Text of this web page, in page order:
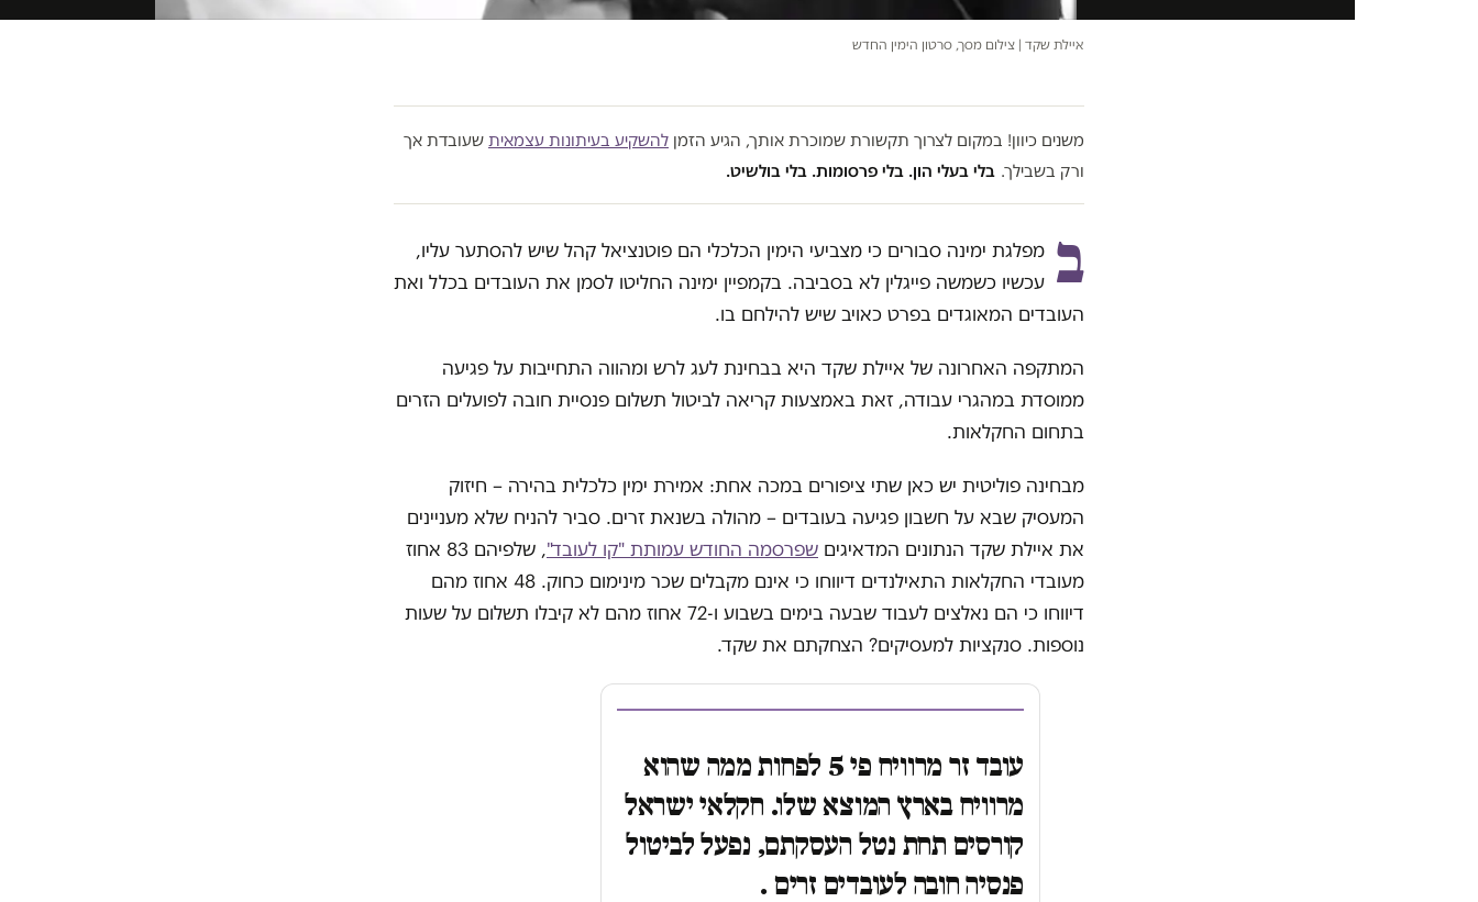
איילת שקד | צילום מסך, סרטון הימין החדש
משנים כיוון! במקום לצרוך תקשורת שמוכרת אותך, הגיע הזמן להשקיע בעיתונות עצמאית שעובדת אך
ורק בשבילך. בלי בעלי הון. בלי פרסומות. בלי בולשיט.
ב מפלגת ימינה סבורים כי מצביעי הימין הכלכלי הם פוטנציאל קהל שיש להסתער עליו,
עכשיו כשמשה פייגלין לא בסביבה. בקמפיין ימינה החליטו לסמן את העובדים בכלל ואת
העובדים המאוגדים בפרט כאויב שיש להילחם בו.
המתקפה האחרונה של איילת שקד היא בבחינת לעג לרש ומהווה התחייבות על פגיעה
ממוסדת במהגרי עבודה, זאת באמצעות קריאה לביטול תשלום פנסיית חובה לפועלים הזרים
בתחום החקלאות.
מבחינה פוליטית יש כאן שתי ציפורים במכה אחת: אמירת ימין כלכלית בהירה – חיזוק
המעסיק שבא על חשבון פגיעה בעובדים – מהולה בשנאת זרים. סביר להניח שלא מעניינים
את איילת שקד הנתונים המדאיגים שפרסמה החודש עמותת "קו לעובד"
, שלפיהם 83 אחוז
מעובדי החקלאות התאילנדים דיווחו כי אינם מקבלים שכר מינימום כחוק. 48 אחוז מהם
דיווחו כי הם נאלצים לעבוד שבעה בימים בשבוע ו-72 אחוז מהם לא קיבלו תשלום על שעות
נוספות. סנקציות למעסיקים? הצחקתם את שקד.
עובד זר מרוויח פי 5 לפחות ממה שהוא
מרוויח בארץ המוצא שלו. חקלאי ישראל
קורסים תחת נטל העסקתם, נפעל לביטול
פנסיה חובה לעובדים זרים .